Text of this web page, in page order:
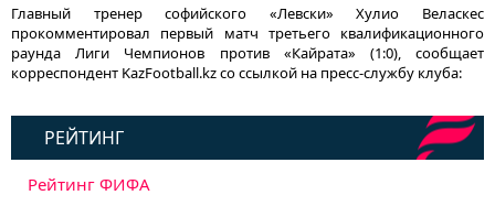
Главный тренер софийского «Левски» Хулио Веласкес
прокомментировал первый матч третьего квалификационного
раунда Лиги Чемпионов против «Кайрата» (1:0), сообщает
корреспондент KazFootball.kz со ссылкой на пресс-службу клуба:
РЕЙТИНГ
Рейтинг ФИФА